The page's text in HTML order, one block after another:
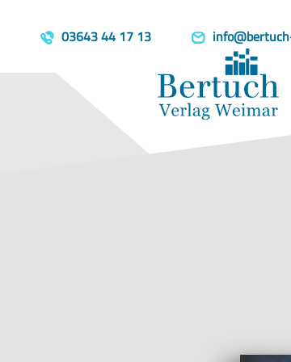
03643 44 17 13
template=book, parent=/produkte/,